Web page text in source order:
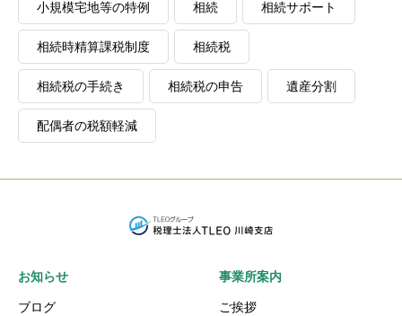
小規模宅地等の特例 相続 相続サポート
相続時精算課税制度 相続税
相続税の手続き 相続税の申告 遺産分割
配偶者の税額軽減
お知らせ
ブログ
事業所案内
ご挨拶